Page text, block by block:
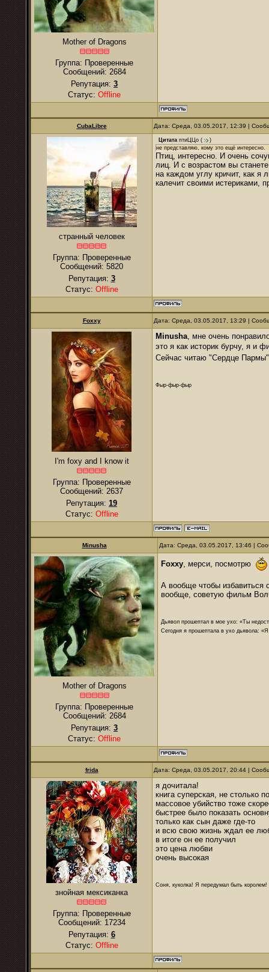
Mother of Dragons
Группа: Проверенные
Сообщений: 2684
Репутация: 3
Статус: Offline
CubaLibre Дата: Среда, 03.05.2017, 12:39 |
странный человек
Группа: Проверенные
Сообщений: 5820
Репутация: 3
Статус: Offline
Цитата птиЦЦо (
)
не представляю, кому это ещё интересно.
Птиц, интересно. И очень
лиц. И с возрастом вы
на каждом углу кричит, как я
калечит своими истериками,
Foxxy Дата: Среда, 03.05.2017, 13:29 |
I'm foxy and I know it
Группа: Проверенные
Сообщений: 2637
Репутация: 19
Статус: Offline
Minusha, мне очень
это я как историк бурчу, я и
Сейчас читаю "Сердце
Фыр-фыр-фыр
Minusha Дата: Среда, 03.05.2017, 13:46 |
Mother of Dragons
Группа: Проверенные
Сообщений: 2684
Репутация: 3
Статус: Offline
Foxxy , мерси, посмотрю
А вообще чтобы избавиться
вообще, советую фильм
Дьявол прошептал в мое ухо: «Ты
Сегодня я прошептала в ухо дьявола:
frida Дата: Среда, 03.05.2017, 20:44 |
знойная мексиканка
Группа: Проверенные
Сообщений: 17234
Репутация: 6
Статус: Offline
я дочитала!
книга суперская, не столько
массовое убийство тоже
быстрее было показать
только как сын даже где-то
и всю свою жизнь ждал ее
в итоге он ее получил
это цена любви
очень высокая
Соня, куколка! Я передумал быть